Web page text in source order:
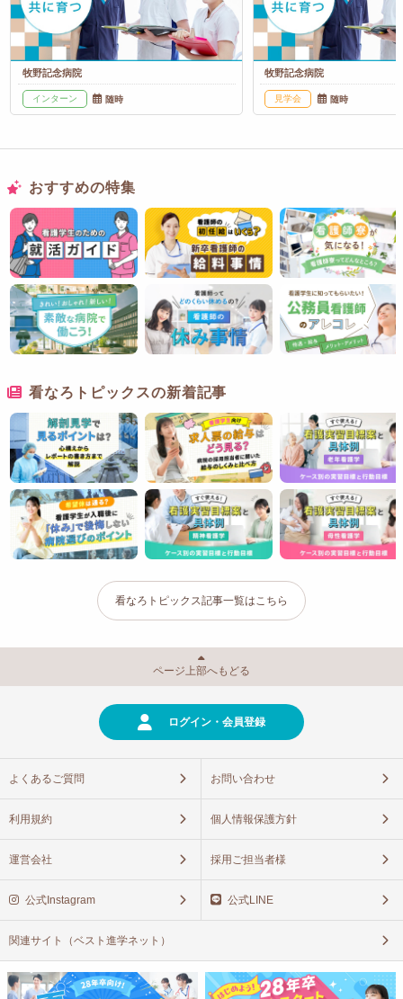
牧野記念病院
インターン 随時
牧野記念病院
見学会 随時
おすすめの特集
看なろトピックスの新着記事
看なろトピックス記事一覧はこちら
ページ上部へもどる
ログイン・会員登録
よくあるご質問 お問い合わせ
利用規約 個人情報保護方針
運営会社 採用ご担当者様
公式Instagram 公式LINE
関連サイト（ベスト進学ネット）